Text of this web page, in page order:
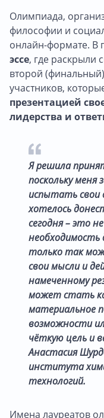
Олимпиада,
философии и
онлайн-формате. В
эссе, где раскрыли
второй
участников,
презентацией
лидерства и
Я решила
поскольку
испытать свои
хотелось
сегодня – это
необходимость
только так
свои мысли и
намеченному
может стать
материальное
возможности
чёткую цель и
Анастасия
института
технологий.
Имена лауреатов